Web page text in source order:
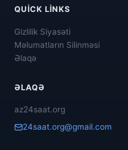
QUICK LINKS
Gizlilik Siyasəti
Məlumatların Silinməsi
Əlaqə
ƏLAQƏ
az24saat.org
24saat.org@gmail.com